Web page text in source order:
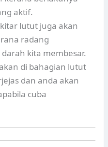
aktif.
lutut juga akan
radang
kita membesar.
di bahagian lutut
dan anda akan
cuba